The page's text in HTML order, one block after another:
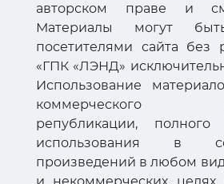
авторском праве и
Материалы могут
посетителями сайта
«ГПК «ЛЭНД»
Использование
коммерческого
републикации, полного
использования в
произведений в любом